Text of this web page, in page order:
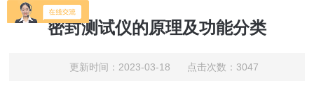
密封测试仪的原理及功能分类
更新时间：2023-03-18 点击次数：3047